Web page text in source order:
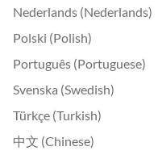
Nederlands (Nederlands)
Polski (Polish)
Português (Portuguese)
Svenska (Swedish)
Türkçe (Turkish)
中文 (Chinese)